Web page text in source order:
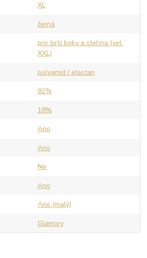
XL
černá
pro širší boky a stehna (vel.
XXL)
polyamid / elastan
82%
18%
Ano
Ano
Ne
Ano
Ano (malý)
Glamory